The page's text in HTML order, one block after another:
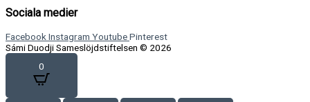
Sociala medier
Facebook Instagram YoutubePinterest
Sámi Duodji Sameslöjdstiftelsen © 2026
0